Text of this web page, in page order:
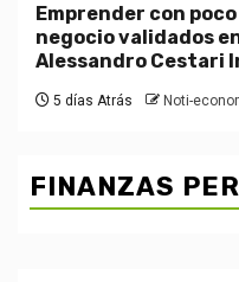
Emprender con
negocio validados
Alessandro Cestari
5 días Atrás Noti-
FINANZAS